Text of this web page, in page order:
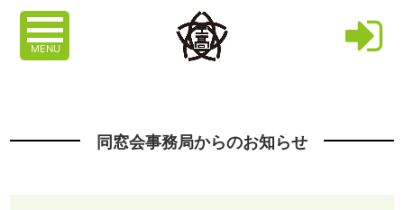
MENU
同窓会事務局からのお知らせ